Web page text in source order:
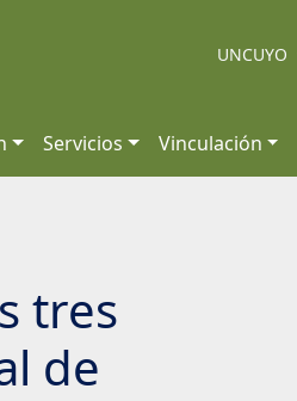
UNCUYO
Servicios Vinculación
tres
de